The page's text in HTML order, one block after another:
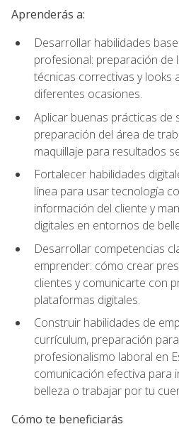
Aprenderás a:
Desarrollar habilidades
profesional: preparación de
técnicas correctivas y looks
diferentes ocasiones.
Aplicar buenas prácticas de
preparación del área de
maquillaje para resultados
Fortalecer habilidades
línea para usar tecnología
información del cliente y
digitales en entornos de
Desarrollar competencias
emprender: cómo crear
clientes y comunicarte con
plataformas digitales.
Construir habilidades de
currículum, preparación
profesionalismo laboral en
comunicación efectiva para
belleza o trabajar por tu
Cómo te beneficiarás